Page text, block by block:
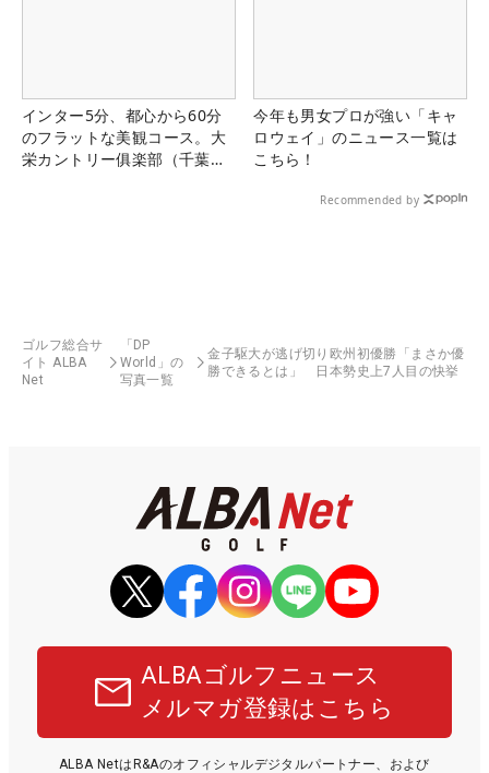
インター5分、都心から60分
のフラットな美観コース。大
栄カントリー俱楽部（千葉
今年も男女プロが強い「キャ
ロウェイ」のニュース一覧は
こちら！
Recommended by
ゴルフ総合サ
イト ALBA
Net
「DP
World」の
写真一覧
金子駆大が逃げ切り欧州初優勝「まさか優
勝できるとは」 日本勢史上7人目の快挙
ALBAゴルフニュース
メルマガ登録はこちら
ALBA NetはR&Aのオフィシャルデジタルパートナー、および